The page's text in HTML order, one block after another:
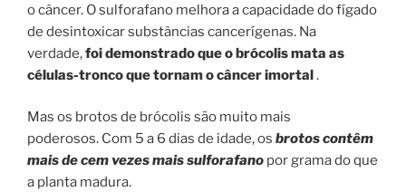
o câncer. O sulforafano melhora a capacidade do fígado
de desintoxicar substâncias cancerígenas. Na
verdade,foi demonstrado que o brócolis mata as
células-tronco que tornam o câncer imortal.
Mas os brotos de brócolis são muito mais
poderosos. Com 5 a 6 dias de idade, os brotos contêm
mais de cem vezes mais sulforafano por grama do que
a planta madura.